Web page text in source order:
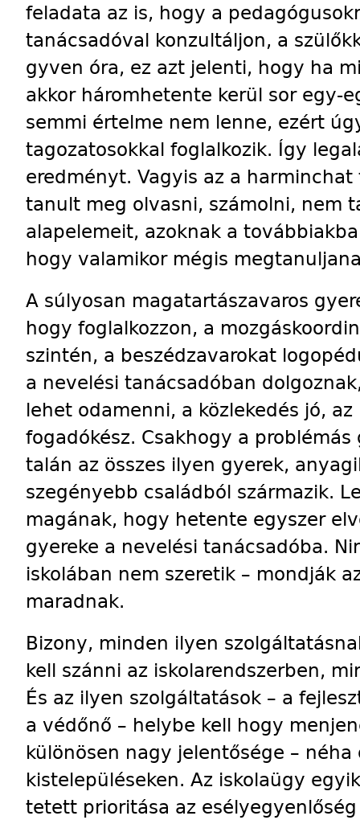
feladata az is, hogy a
tanácsadóval konzultáljon, a
gy­ven óra, ez azt jelenti, hogy ha
akkor háromhetente kerül sor egy-
semmi értelme nem lenne, ezért
tagozatosokkal foglalkozik. Így
eredményt. Vagyis az a
tanult meg olvasni, számolni, nem
alapelemeit, azoknak a
hogy valamikor mégis
A súlyosan magatartászavaros
hogy foglalkozzon, a
szintén, a beszédza­va­rokat
a nevelési tanácsadóban
lehet odamenni, a közlekedés jó,
fogadókész. Csakhogy a
talán az összes ilyen gyerek,
szegényebb családból származik.
magának, hogy hetente egyszer
gyereke a nevelési tanácsadóba.
iskolában nem szeretik – mondják
maradnak.
Bizony, minden ilyen
kell szánni az iskolarendszerben,
És az ilyen szolgáltatások – a
a védőnő – helybe kell hogy
különösen nagy jelentősége –
kistelepüléseken. Az iskolaügy
tetett prioritása az